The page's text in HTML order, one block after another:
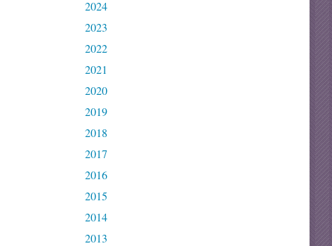
2024
2023
2022
2021
2020
2019
2018
2017
2016
2015
2014
2013